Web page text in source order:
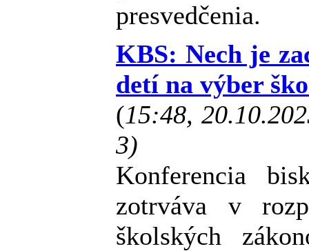
presvedčenia.
KBS: Nech je
detí na výber
(15:48,
3)
Konferencia
zotrváva v
školských